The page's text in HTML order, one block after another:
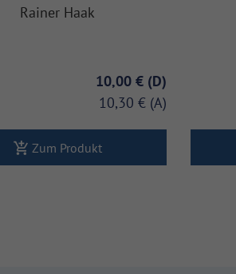
Rainer Haak
10,00 €
10,30 €
Zum Produkt